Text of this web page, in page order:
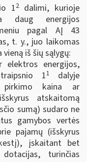
12 dalimi, kurioje
daug energijos
pagal AĮ 43
t. y., juo laikomas
iš šių sąlygų:
elektros energijos,
11
dalyje
pirkimo kaina ar
atskaitomą
sumą) sudaro ne
gamybos vertės
pajamų (išskyrus
įskaitant bet
turinčias